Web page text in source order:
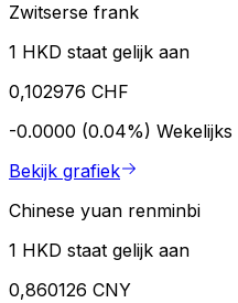
Zwitserse frank
1 HKD staat gelijk aan
0,102976 CHF
-0.0000 (0.04%) Wekelijks
Bekijk grafiek
Chinese yuan renminbi
1 HKD staat gelijk aan
0,860126 CNY